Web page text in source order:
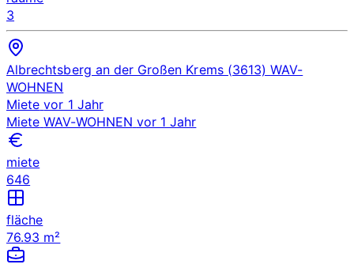
3
Albrechtsberg an der Großen Krems (3613) WAV-
WOHNEN
Miete vor 1 Jahr
Miete WAV-WOHNEN vor 1 Jahr
miete
646
fläche
76.93 m²